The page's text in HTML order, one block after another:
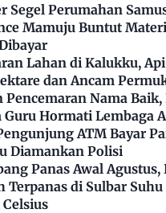
Segel Perumahan
Mamuju Buntut
Lahan di Kalukku,
dan Ancam
Pencemaran Nama
Guru Hormati Lembaga
ATM Bayar
Diamankan Polisi
Panas Awal Agustus,
Terpanas di Sulbar